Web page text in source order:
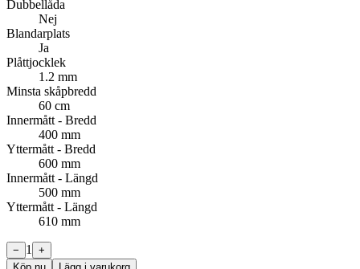
Dubbellåda
Nej
Blandarplats
Ja
Plåttjocklek
1.2 mm
Minsta skåpbredd
60 cm
Innermått - Bredd
400 mm
Yttermått - Bredd
600 mm
Innermått - Längd
500 mm
Yttermått - Längd
610 mm
− 1
+